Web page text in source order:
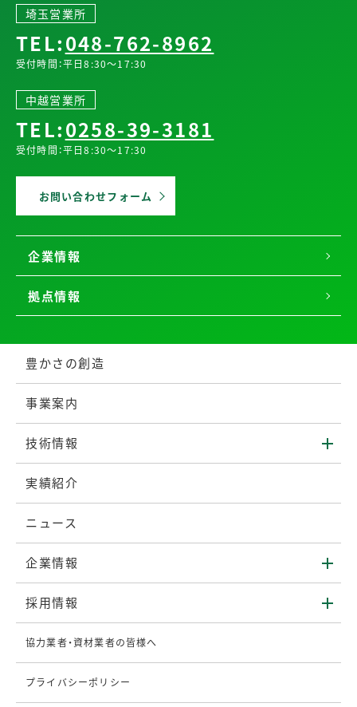
埼玉営業所
TEL:048-762-8962
受付時間：平日8:30～17:30
中越営業所
TEL:0258-39-3181
受付時間：平日8:30～17:30
お問い合わせフォーム
企業情報
拠点情報
豊かさの創造
事業案内
技術情報
実績紹介
ニュース
企業情報
採用情報
協力業者・資材業者の皆様へ
プライバシーポリシー